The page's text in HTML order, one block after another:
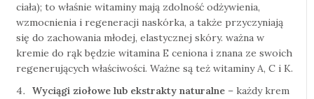
ciała); to właśnie witaminy mają zdolność odżywienia,
wzmocnienia i regeneracji naskórka, a także przyczyniają
się do zachowania młodej, elastycznej skóry. ważna w
kremie do rąk będzie witamina E ceniona i znana ze swoich
regenerujących właściwości. Ważne są też witaminy A, C i K.
Wyciągi ziołowe lub ekstrakty naturalne – każdy krem